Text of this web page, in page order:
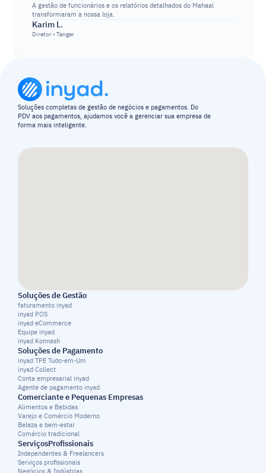
A gestão de funcionários e os relatórios detalhados do Mahaal
transformaram a nossa loja.
Karim L.
Diretor • Tanger
Soluções completas de gestão de negócios e pagamentos. Do
PDV aos pagamentos, ajudamos você a gerenciar sua empresa de
forma mais inteligente.
Soluções de Gestão
faturamento inyad
inyad POS
inyad eCommerce
Equipe inyad
inyad Konnash
Soluções de Pagamento
inyad TPE Tudo-em-Um
inyad Collect
Conta empresarial inyad
Agente de pagamento inyad
Comerciante e Pequenas Empresas
Alimentos e Bebidas
Varejo e Comércio Moderno
Beleza e bem-estar
Comércio tradicional
ServiçosProfissionais
Independentes & Freelancers
Serviços profissionais